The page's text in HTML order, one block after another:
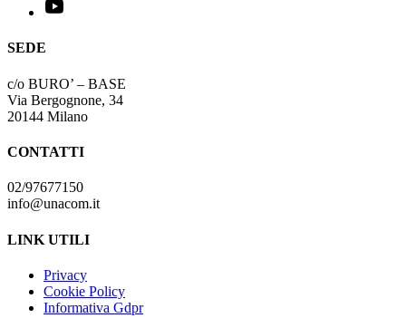
SEDE
c/o BURO’ – BASE
Via Bergognone, 34
20144 Milano
CONTATTI
02/97677150
info@unacom.it
LINK UTILI
Privacy
Cookie Policy
Informativa Gdpr